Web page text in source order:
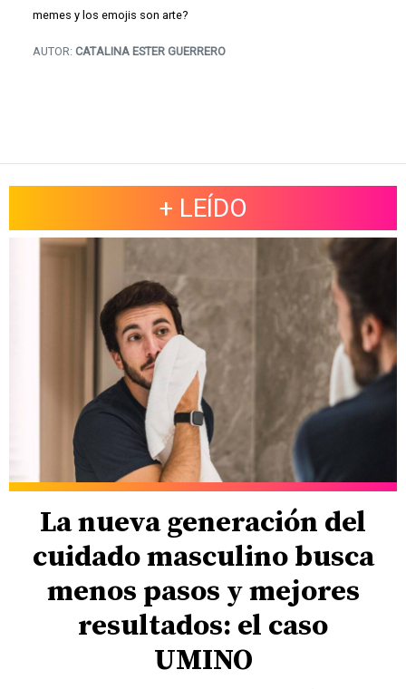
memes y los emojis son arte?
AUTOR: CATALINA ESTER GUERRERO
+ LEÍDO
La nueva generación del
cuidado masculino busca
menos pasos y mejores
resultados: el caso
UMINO